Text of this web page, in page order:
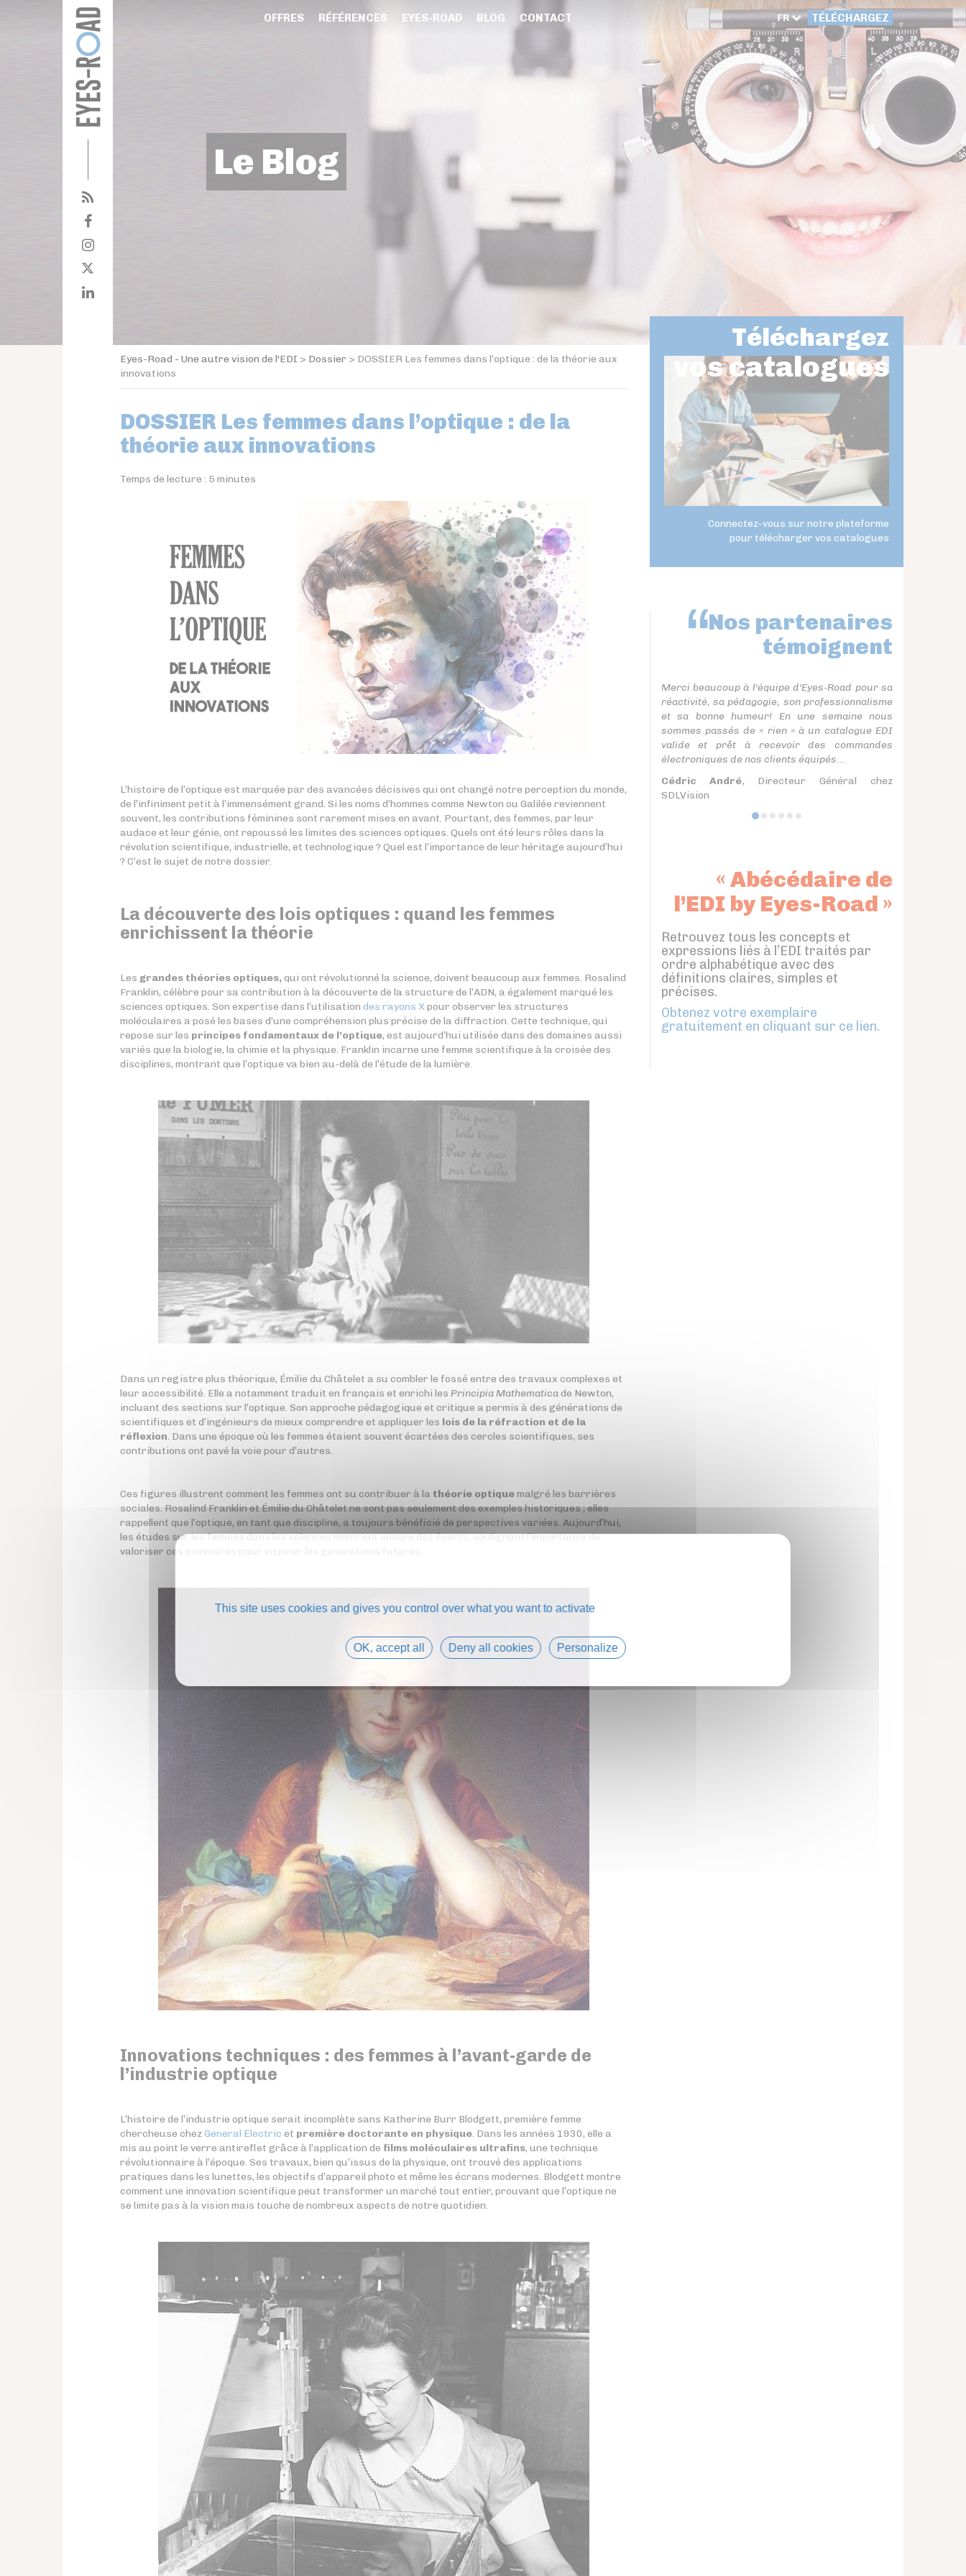
OFFRES RÉFÉRENCES EYES-ROAD BLOG CONTACT FR TÉLÉCHARGEZ
Le Blog
Eyes-Road - Une autre vision de l'EDI > Dossier > DOSSIER Les femmes dans l’optique : de la théorie aux
innovations
DOSSIER Les femmes dans l’optique : de la
théorie aux innovations
Temps de lecture : 5 minutes
L’histoire de l’optique est marquée par des avancées décisives qui ont changé notre perception du monde,
de l’infiniment petit à l’immensément grand. Si les noms d’hommes comme Newton ou Galilée reviennent
souvent, les contributions féminines sont rarement mises en avant. Pourtant, des femmes, par leur
audace et leur génie, ont repoussé les limites des sciences optiques. Quels ont été leurs rôles dans la
révolution scientifique, industrielle, et technologique ? Quel est l’importance de leur héritage aujourd’hui
? C’est le sujet de notre dossier.
La découverte des lois optiques : quand les femmes
enrichissent la théorie
Les grandes théories optiques,qui ont révolutionné la science, doivent beaucoup aux femmes. Rosalind
Franklin, célèbre pour sa contribution à la découverte de la structure de l’ADN, a également marqué les
sciences optiques. Son expertise dans l’utilisation des rayons Xpour observer les structures
moléculaires a posé les bases d’une compréhension plus précise de la diffraction. Cette technique, qui
repose sur les principes fondamentaux de l’optique, est aujourd’hui utilisée dans des domaines aussi
variés que la biologie, la chimie et la physique. Franklin incarne une femme scientifique à la croisée des
disciplines, montrant que l’optique va bien au-delà de l’étude de la lumière.
Dans un registre plus théorique, Émilie du Châtelet a su combler le fossé entre des travaux complexes et
leur accessibilité. Elle a notamment traduit en français et enrichi les Principia Mathematicade Newton,
incluant des sections sur l’optique. Son approche pédagogique et critique a permis à des générations de
scientifiques et d’ingénieurs de mieux comprendre et appliquer les lois de la réfraction et de la
réflexion. Dans une époque où les femmes étaient souvent écartées des cercles scientifiques, ses
contributions ont pavé la voie pour d’autres.
Ces figures illustrent comment les femmes ont su contribuer à la théorie optiquemalgré les barrières
sociales. Rosalind Franklin et Émilie du Châtelet ne sont pas seulement des exemples historiques ; elles
rappellent que l’optique, en tant que discipline, a toujours bénéficié de perspectives variées. Aujourd’hui,
les études sur les femmes dans les sciences montrent encore des écarts, soulignant l’importance de
valoriser ces pionnières pour inspirer les générations futures.
Innovations techniques : des femmes à l’avant-garde de
l’industrie optique
L’histoire de l’industrie optique serait incomplète sans Katherine Burr Blodgett, première femme
chercheuse chezGeneral Electric et première doctorante en physique. Dans les années 1930, elle a
mis au point le verre antireflet grâce à l’application de films moléculaires ultrafins, une technique
révolutionnaire à l’époque. Ses travaux, bien qu’issus de la physique, ont trouvé des applications
pratiques dans les lunettes, les objectifs d’appareil photo et même les écrans modernes. Blodgett montre
comment une innovation scientifique peut transformer un marché tout entier, prouvant que l’optique ne
se limite pas à la vision mais touche de nombreux aspects de notre quotidien.
Téléchargez
vos catalogues
Connectez-vous sur notre plateforme
pour télécharger vos catalogues
Nos partenaires
témoignent
Merci beaucoup à l'équipe d'Eyes-Road pour sa
réactivité, sa pédagogie, son professionnalisme
et sa bonne humeur! En une semaine nous
sommes passés de « rien » à un catalogue EDI
valide et prêt à recevoir des commandes
électroniques de nos clients équipés...
Cédric André, Directeur Général chez
SDLVision
« Abécédaire de
l’EDI by Eyes-Road »
Retrouvez tous les concepts et
expressions liés à l’EDI traités par
ordre alphabétique avec des
définitions claires, simples et
précises.
Obtenez votre exemplaire
gratuitement en cliquant sur ce lien.
This site uses cookies and gives you control over what you want to activate
OK, accept all Deny all cookies Personalize